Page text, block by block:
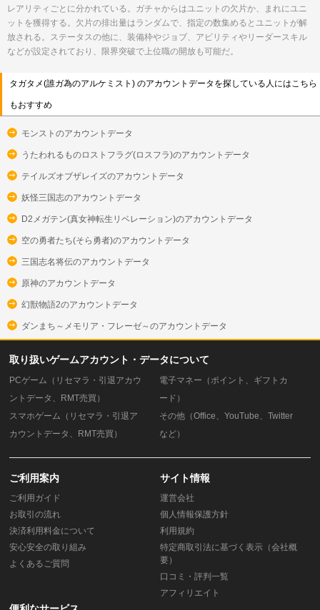
レアリティごとに分かれている。ガチャからはユニットの欠片か、まれにユニ
ットを獲得する。欠片の排出量はランダムで、指定の数集めるとユニットが解
放される。ステータスの他に、装備枠やジョブ、アビリティやリーダースキル
などが設定されており、限界突破で上位職の開放も可能だ。
タガタメ(誰ガ為のアルケミスト) のアカウントデータを探している人にはこちら
もおすすめ
モンストのアカウントデータ
うたわれるものロストフラグ(ロスフラ)のアカウントデータ
テイルズオブザレイズのアカウントデータ
妖怪三国志のアカウントデータ
D2メガテン(真女神転生リベレーション)のアカウントデータ
空の勇者たち(そら勇者)のアカウントデータ
三国志名将伝のアカウントデータ
原神のアカウントデータ
幻獣物語2のアカウントデータ
ダンまち～メモリア・フレーゼ～のアカウントデータ
取り扱いゲームアカウント・データについて
PCゲーム（リセマラ・引退アカウ
ントデータ、RMT売買）
スマホゲーム（リセマラ・引退ア
カウントデータ、RMT売買）
電子マネー（ポイント、ギフトカ
ード）
その他（Office、YouTube、Twitter
など）
ご利用案内
ご利用ガイド
お取引の流れ
決済利用料金について
安心安全の取り組み
よくあるご質問
サイト情報
運営会社
個人情報保護方針
利用規約
特定商取引法に基づく表示（会社概
要）
口コミ・評判一覧
アフィリエイト